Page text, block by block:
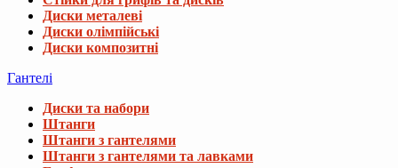
Диски металеві
Диски олімпійські
Диски композитні
Гантелі
Диски та набори
Штанги
Штанги з гантелями
Штанги з гантелями та лавками